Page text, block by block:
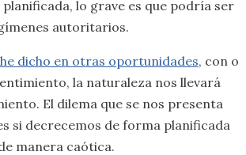
lo grave es que podría ser
autoritarios.
dicho en otras oportunidades, con o
la naturaleza nos llevará
El dilema que se nos presenta
si decrecemos de forma planificada
manera caótica.